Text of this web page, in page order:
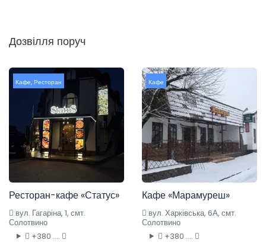
Дозвілля поруч
Кафе, Ресторан
Ресторан-кафе «Статус»
вул. Гагаріна, 1, смт.
Солотвино
+380 ....
Кафе
Кафе «Марамуреш»
вул. Харківська, 6А, смт.
Солотвино
+380 ....